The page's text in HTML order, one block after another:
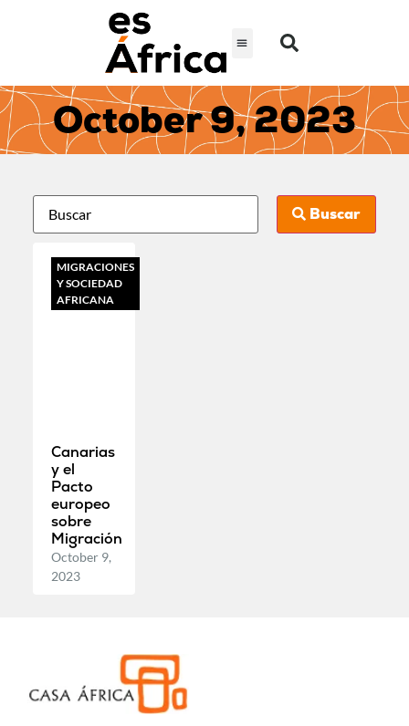
October 9, 2023
Buscar
MIGRACIONES
Y SOCIEDAD
AFRICANA
Canarias
y el
Pacto
europeo
sobre
Migración
October 9,
2023